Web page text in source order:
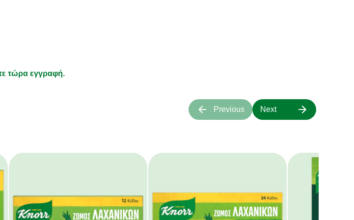
νέα για τα προϊόντα μας;
και τα υπόλοιπα αφήστε τα πάνω μας.
τώρα εγγραφή.
Previous Next